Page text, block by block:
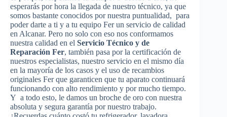
esperarás por hora la llegada de nuestro técnico, ya que
somos bastante conocidos por nuestra puntualidad, para
poder darte a ti y a tu equipo Fer un servicio de calidad
en Alcanar. Pero no solo con eso nos conformamos
nuestra calidad en el Servicio Técnico y de
Reparación Fer, también pasa por la certificación de
nuestros especialistas, nuestro servicio en el mismo día
en la mayoría de los casos y el uso de recambios
originales Fer que garanticen que tu aparato continuará
funcionando con alto rendimiento y por mucho tiempo.
Y a todo esto, le damos un broche de oro con nuestra
absoluta y segura garantía por nuestro trabajo.